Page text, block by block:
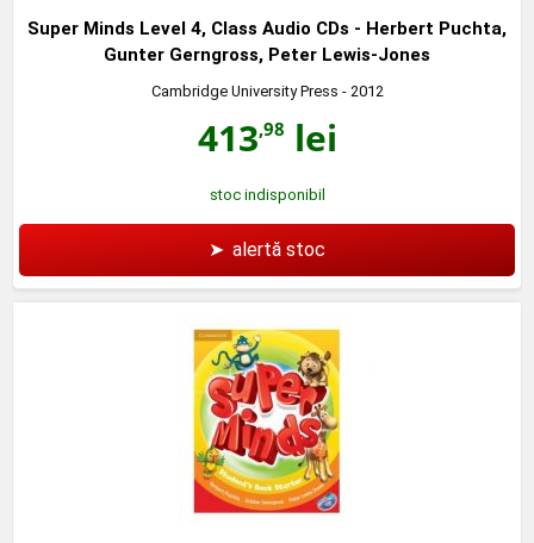
Super Minds Level 4, Class Audio CDs - Herbert Puchta,
Gunter Gerngross, Peter Lewis-Jones
Cambridge University Press - 2012
413,98 lei
stoc indisponibil
➤ alertă stoc